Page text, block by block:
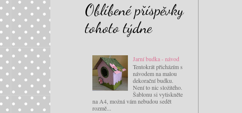
Oblíbené příspěvky
tohoto týdne
Jarní budka - návod
Tentokrát přicházím s
návodem na malou
dekorační budku.
Není to nic složitého.
Šablonu si vytiskněte
na A4, možná vám nebudou sedět
rozmě...